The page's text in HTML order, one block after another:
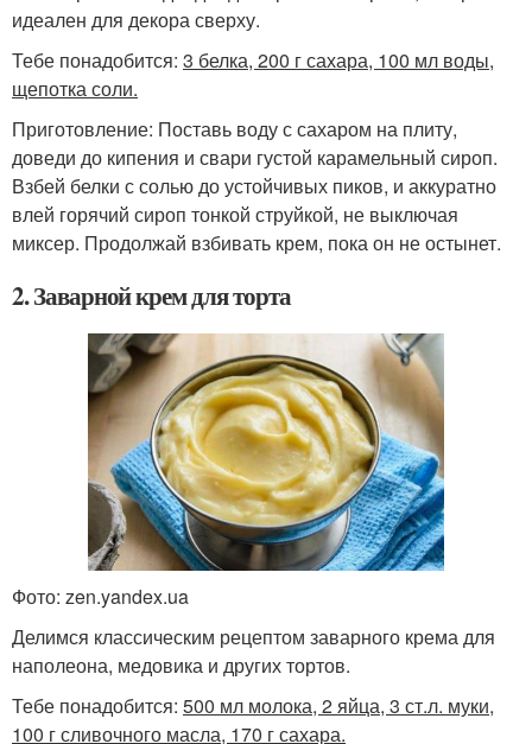
идеален для декора сверху.
Тебе понадобится: 3 белка, 200 г сахара, 100 мл воды,
щепотка соли.
Приготовление: Поставь воду с сахаром на плиту,
доведи до кипения и свари густой карамельный сироп.
Взбей белки с солью до устойчивых пиков, и аккуратно
влей горячий сироп тонкой струйкой, не выключая
миксер. Продолжай взбивать крем, пока он не остынет.
2. Заварной крем для торта
Фото: zen.yandex.ua
Делимся классическим рецептом заварного крема для
наполеона, медовика и других тортов.
Тебе понадобится: 500 мл молока, 2 яйца, 3 ст.л. муки,
100 г сливочного масла, 170 г сахара.